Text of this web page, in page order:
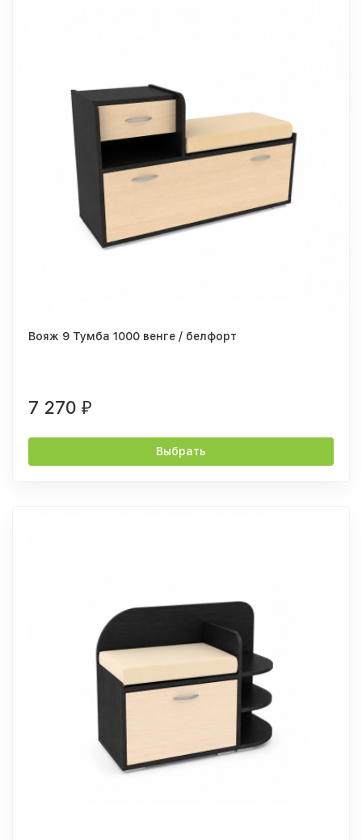
Вояж 9 Тумба 1000 венге / белфорт
7 270 ₽
Выбрать